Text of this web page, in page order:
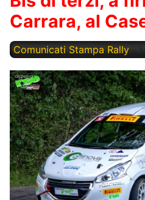
Carrara, al
Comunicati Stampa Rally